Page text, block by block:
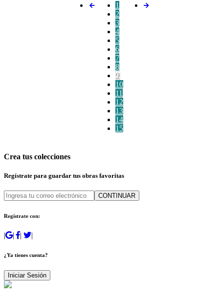
1
2
3
4
5
6
7
8
9
10
11
12
13
14
15
Crea tus colecciones
Regístrate para guardar tus obras favoritas
CONTINUAR
Regístrate con:
| | | |
¿Ya tienes cuenta?
Iniciar Sesión